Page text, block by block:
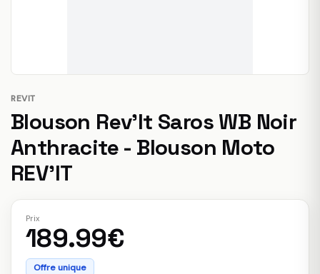
REVIT
Blouson Rev'It Saros WB Noir
Anthracite - Blouson Moto
REV'IT
Prix
189.99€
Offre unique